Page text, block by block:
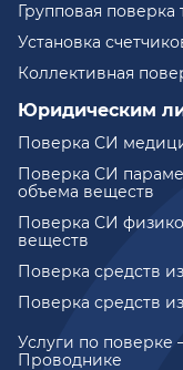
Услуги по поверке
Проводнике
Групповая поверка
Установка
Коллективная
Юридическим
Поверка СИ
Поверка СИ
объема веществ
Поверка СИ
веществ
Поверка средств
Поверка средств